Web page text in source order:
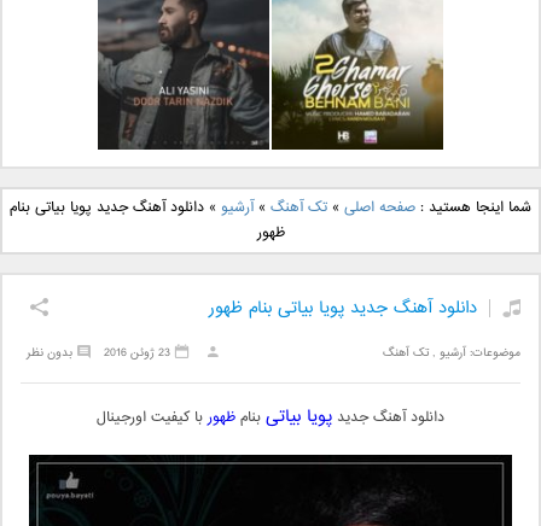
دانلود آهنگ جدید مهدی
یراحی بنام اسرار
دانلود آهنگ جدید فرزاد
فرزین بنام آتیش
دانلود آهنگ جدید بهنام
بانی بنام قرص قمر 2
دانلود آهنگ جدید علی
یاسینی بنام دورترین نزدیک
شما اینجا هستید :صفحه اصلی »تک آهنگ »آرشیو »دانلود آهنگ جدید پویا بیاتی بنام
ظهور
دانلود آهنگ جدید پویا بیاتی بنام ظهور
موضوعات:آرشیو ,تک آهنگ بدون نظر 23 ژوئن 2016
دانلود آهنگ جدید پویا بیاتیبنامظهوربا کیفیت اورجینال